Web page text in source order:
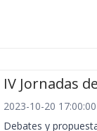
IV Jornadas
2023-10-20 17:00:00
Debates y